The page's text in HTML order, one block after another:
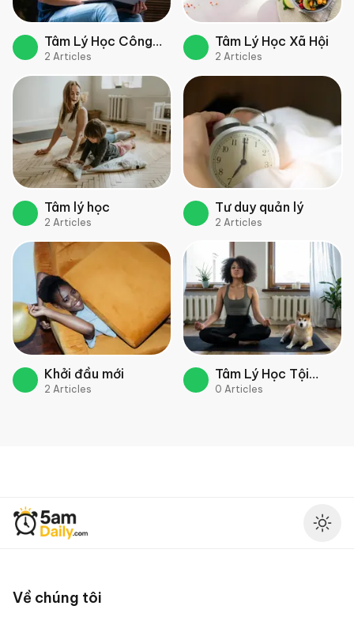
Tâm Lý Học Công
Nghiệp và Tổ Chức
2 Articles
Tâm Lý Học Xã Hội
2 Articles
Tâm lý học
2 Articles
Tư duy quản lý
2 Articles
Khởi đầu mới
2 Articles
Tâm Lý Học Tội
Phạm
0 Articles
5AM Daily
Về chúng tôi